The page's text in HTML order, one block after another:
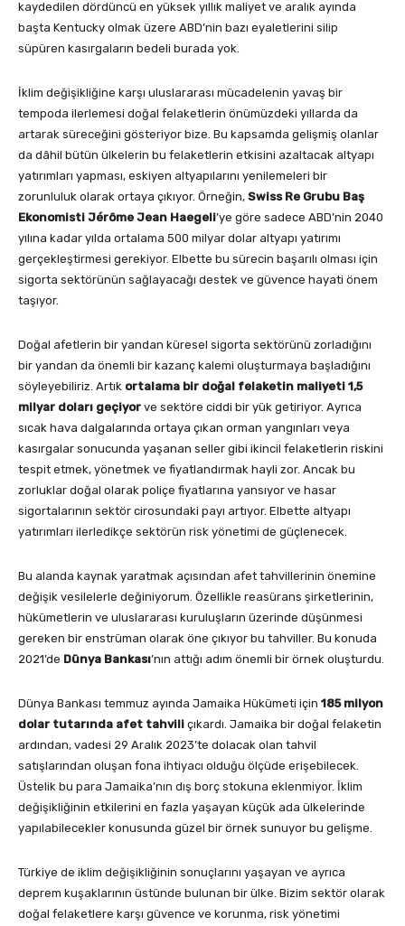
kaydedilen dördüncü en yüksek yıllık maliyet ve aralık ayında
başta Kentucky olmak üzere ABD’nin bazı eyaletlerini silip
süpüren kasırgaların bedeli burada yok.
İklim değişikliğine karşı uluslararası mücadelenin yavaş bir
tempoda ilerlemesi doğal felaketlerin önümüzdeki yıllarda da
artarak süreceğini gösteriyor bize. Bu kapsamda gelişmiş olanlar
da dâhil bütün ülkelerin bu felaketlerin etkisini azaltacak altyapı
yatırımları yapması, eskiyen altyapılarını yenilemeleri bir
zorunluluk olarak ortaya çıkıyor. Örneğin, Swiss Re Grubu Baş
Ekonomisti Jérôme Jean Haegeli’ye göre sadece ABD’nin 2040
yılına kadar yılda ortalama 500 milyar dolar altyapı yatırımı
gerçekleştirmesi gerekiyor. Elbette bu sürecin başarılı olması için
sigorta sektörünün sağlayacağı destek ve güvence hayati önem
taşıyor.
Doğal afetlerin bir yandan küresel sigorta sektörünü zorladığını
bir yandan da önemli bir kazanç kalemi oluşturmaya başladığını
söyleyebiliriz. Artık ortalama bir doğal felaketin maliyeti 1,5
milyar doları geçiyor ve sektöre ciddi bir yük getiriyor. Ayrıca
sıcak hava dalgalarında ortaya çıkan orman yangınları veya
kasırgalar sonucunda yaşanan seller gibi ikincil felaketlerin riskini
tespit etmek, yönetmek ve fiyatlandırmak hayli zor. Ancak bu
zorluklar doğal olarak poliçe fiyatlarına yansıyor ve hasar
sigortalarının sektör cirosundaki payı artıyor. Elbette altyapı
yatırımları ilerledikçe sektörün risk yönetimi de güçlenecek.
Bu alanda kaynak yaratmak açısından afet tahvillerinin önemine
değişik vesilelerle değiniyorum. Özellikle reasürans şirketlerinin,
hükümetlerin ve uluslararası kuruluşların üzerinde düşünmesi
gereken bir enstrüman olarak öne çıkıyor bu tahviller. Bu konuda
2021’de Dünya Bankası’nın attığı adım önemli bir örnek oluşturdu.
Dünya Bankası temmuz ayında Jamaika Hükümeti için 185 milyon
dolar tutarında afet tahvili çıkardı. Jamaika bir doğal felaketin
ardından, vadesi 29 Aralık 2023’te dolacak olan tahvil
satışlarından oluşan fona ihtiyacı olduğu ölçüde erişebilecek.
Üstelik bu para Jamaika’nın dış borç stokuna eklenmiyor. İklim
değişikliğinin etkilerini en fazla yaşayan küçük ada ülkelerinde
yapılabilecekler konusunda güzel bir örnek sunuyor bu gelişme.
Türkiye de iklim değişikliğinin sonuçlarını yaşayan ve ayrıca
deprem kuşaklarının üstünde bulunan bir ülke. Bizim sektör olarak
doğal felaketlere karşı güvence ve korunma, risk yönetimi